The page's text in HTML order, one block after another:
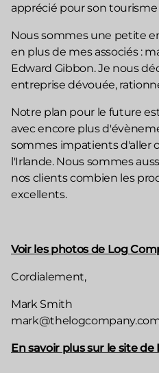
apprécié pour son
Nous sommes une petite
en plus de mes associés :
Edward Gibbon. Je nous
entreprise dévouée,
Notre plan pour le future
avec encore plus
sommes impatients d'aller
l'Irlande. Nous sommes
nos clients combien les
excellents.
Voir les photos de Log
Cordialement,
Mark Smith
En savoir plus sur le site de